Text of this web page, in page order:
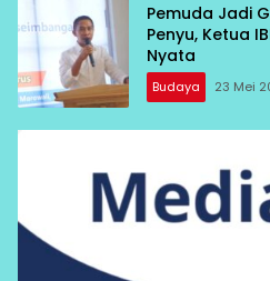
Pemuda Jadi
Penyu, Ketua
Nyata
Budaya 23 Mei